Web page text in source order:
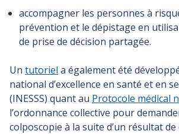
accompagner les personnes à
prévention et le dépistage en
de prise de décision partagée.
Un tutoriel a également été
national d’excellence en santé et en
(INESSS) quant au Protocole médical
l’ordonnance collective pour
colposcopie à la suite d’un résultat de